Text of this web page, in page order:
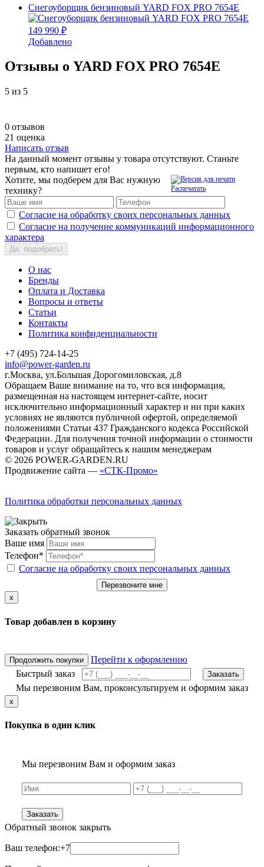
Снегоуборщик бензиновый YARD FOX PRO 7654E
149 990 ₽
Добавлено
Отзывы о YARD FOX PRO 7654E
5 из 5
0 отзывов
21 оценка
Написать отзыв
На данный момент отзывы у товара отсутствуют. Станьте
первым, кто напишет его!
Распечатать
Хотите, мы подберем для Вас нужную
технику?
Согласие на обработку своих персональных данных
Согласие на получение коммуникаций информационного
характера
Да, подобрать!
О нас
Бренды
Оплата и Доставка
Вопросы и ответы
Статьи
Контакты
Политика конфиденциальности
+7 (495) 724-14-25
info@power-garden.ru
г.Москва, ул.Большая Дорогомиловская, д.8
Обращаем Ваше внимание на то, что вся информация,
размещенная на настоящем интернет-сайте, носит
исключительно информационный характер и ни при каких
условиях не являются публичной офертой, определяемой
положениями Статьи 437 Гражданского кодекса Российской
Федерации. Для получения точной информации о стоимости
товаров и услуг обращайтесь к нашим менеджерам
© 2026 POWER-GARDEN.RU
Продвижение сайта — «СТК-Промо»
Политика обработки персональных данных
Заказать обратный звонок
Ваше имя
Телефон*
Согласие на обработку своих персональных данных
Перезвоните мне
x
Товар добавлен в корзину
Продолжить покупки
Перейти к оформлению
Быстрый заказ
Заказать
Мы перезвоним Вам, проконсультируем и оформим заказ
x
Покупка в один клик
Мы перезвоним Вам и оформим заказ
Заказать
Обратный звонок закрыть
Ваш телефон:+7